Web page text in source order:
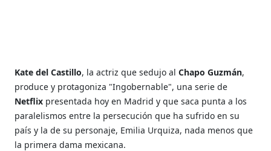
Kate del Castillo, la actriz que sedujo alChapo Guzmán,
produce y protagoniza "Ingobernable", una serie de
Netflix presentada hoy en Madrid y que saca punta a los
paralelismos entre la persecución que ha sufrido en su
país y la de su personaje, Emilia Urquiza, nada menos que
la primera dama mexicana.